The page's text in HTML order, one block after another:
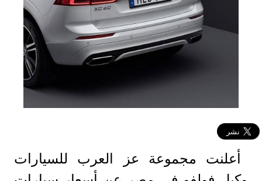
أعلنت مجموعة عز العرب للسيارات